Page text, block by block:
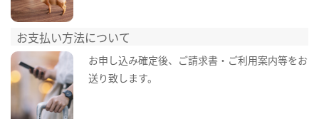
お支払い方法について
お申し込み確定後、ご請求書・ご利用案内等をお
送り致します。